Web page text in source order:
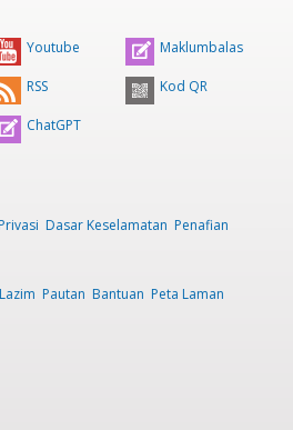
Youtube Maklumbalas
RSS Kod QR
ChatGPT
Dasar Keselamatan Penafian
Pautan Bantuan Peta Laman